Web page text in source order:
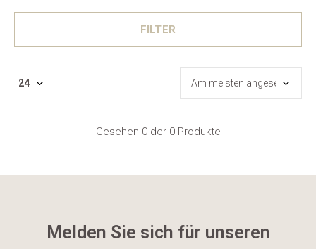
FILTER
Gesehen 0 der 0 Produkte
Melden Sie sich für unseren